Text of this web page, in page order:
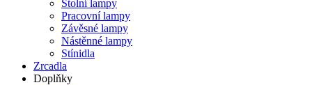
Stolní lampy
Pracovní lampy
Závěsné lampy
Nástěnné lampy
Stínidla
Zrcadla
Doplňky